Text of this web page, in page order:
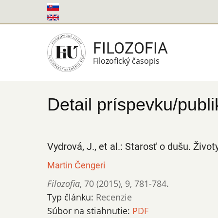
na
FILOZOFIA
Filozofický časopis
Detail príspevku/
Vydrová, J., et al.: Starosť o dušu.
Martin Čengeri
Filozofia, 70 (2015), 9, 781-784.
Typ článku: Recenzie
Súbor na stiahnutie: PDF